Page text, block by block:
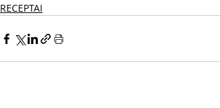
RECEPTAI